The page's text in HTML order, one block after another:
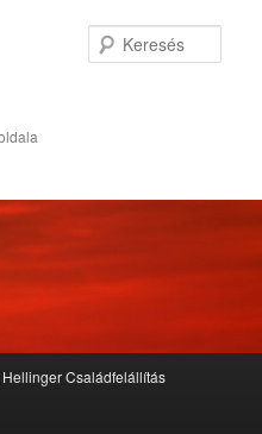
Hellinger Családfelállítás